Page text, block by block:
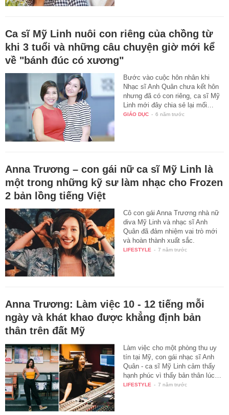
Ca sĩ Mỹ Linh nuôi con riêng của chồng từ
khi 3 tuổi và những câu chuyện giờ mới kể
về "bánh đúc có xương"
Bước vào cuộc hôn nhân khi
Nhạc sĩ Anh Quân chưa kết hôn
nhưng đã có con riêng, ca sĩ Mỹ
Linh mới đây chia sẻ lại mối…
GIÁO DỤC - 6 năm trước
Anna Trương – con gái nữ ca sĩ Mỹ Linh là
một trong những kỹ sư làm nhạc cho Frozen
2 bản lồng tiếng Việt
Cô con gái Anna Trương nhà nữ
diva Mỹ Linh và nhạc sĩ Anh
Quân đã đảm nhiệm vai trò mới
và hoàn thành xuất sắc.
LIFESTYLE - 7 năm trước
Anna Trương: Làm việc 10 - 12 tiếng mỗi
ngày và khát khao được khẳng định bản
thân trên đất Mỹ
Làm việc cho một phòng thu uy
tín tại Mỹ, con gái nhạc sĩ Anh
Quân - ca sĩ Mỹ Linh cảm thấy
hạnh phúc vì thấy bản thân lúc…
LIFESTYLE - 7 năm trước